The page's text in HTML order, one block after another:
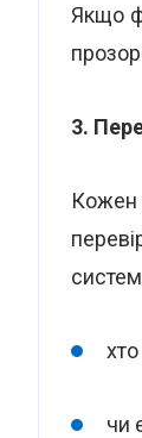
Якщо
3.
Кожен
чи